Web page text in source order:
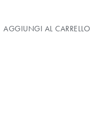
AGGIUNGI AL CARRELLO